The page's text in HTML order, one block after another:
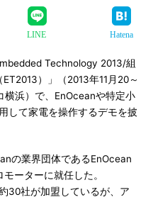
LINE Hatena
Technology 2013/組
）」（2013年11月20～
横浜）で、EnOceanや特定小
して家電を操作するデモを披
の業界団体であるEnOcean
ーターに就任した。
30社が加盟しているが、ア